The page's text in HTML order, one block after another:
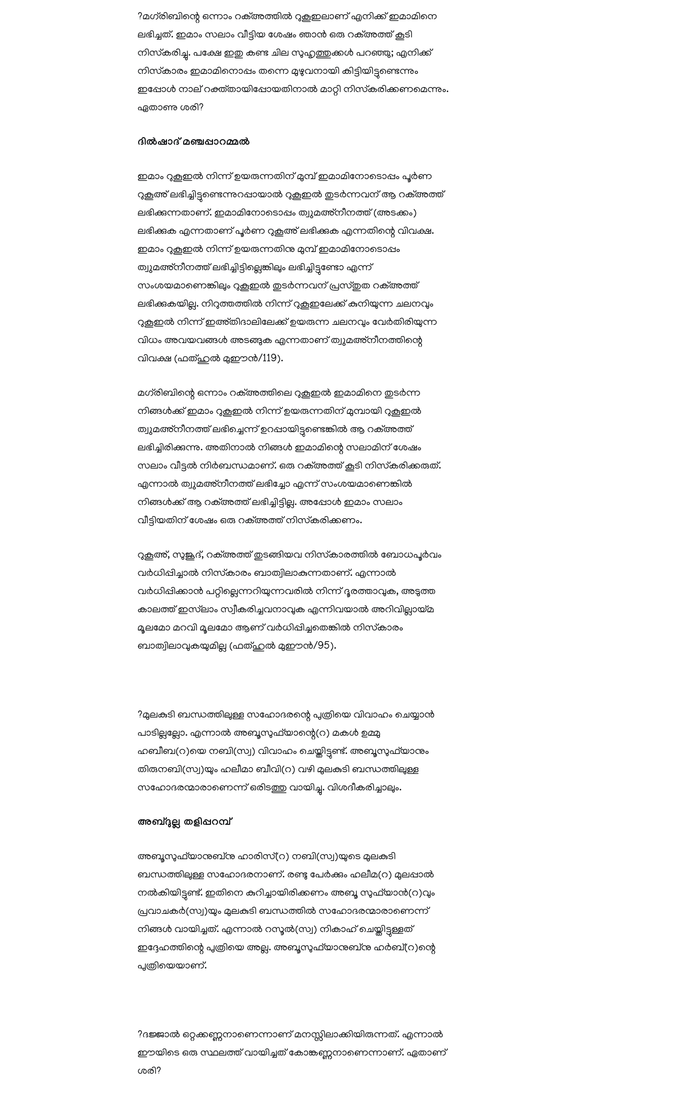
?മഗ്‌രിബിന്റെ ഒന്നാം റക്അത്തിൽ റുകൂഇലാണ് എനിക്ക് ഇമാമിനെ
ലഭിച്ചത്. ഇമാം സലാം വീട്ടിയ ശേഷം ഞാൻ ഒരു റക്അത്ത് കൂടി
നിസ്‌കരിച്ചു. പക്ഷേ ഇതു കണ്ട ചില സുഹൃത്തുക്കൾ പറഞ്ഞു; എനിക്ക്
നിസ്‌കാരം ഇമാമിനൊപ്പം തന്നെ മുഴുവനായി കിട്ടിയിട്ടുണ്ടെന്നും
ഇപ്പോൾ നാല് റക്ത്തായിപ്പോയതിനാൽ മാറ്റി നിസ്‌കരിക്കണമെന്നും.
ഏതാണു ശരി?
ദിൽഷാദ് മഞ്ചപ്പാറമ്മൽ
ഇമാം റുകൂഇൽ നിന്ന് ഉയരുന്നതിന് മുമ്പ് ഇമാമിനോടൊപ്പം പൂർണ
റുകൂഅ് ലഭിച്ചിട്ടുണ്ടെന്നുറപ്പായാൽ റുകൂഇൽ തുടർന്നവന് ആ റക്അത്ത്
ലഭിക്കുന്നതാണ്. ഇമാമിനോടൊപ്പം ത്വുമഅ്‌നീനത്ത് (അടക്കം)
ലഭിക്കുക എന്നതാണ് പൂർണ റുകൂഅ് ലഭിക്കുക എന്നതിന്റെ വിവക്ഷ.
ഇമാം റുകൂഇൽ നിന്ന് ഉയരുന്നതിനു മുമ്പ് ഇമാമിനോടൊപ്പം
ത്വുമഅ്‌നീനത്ത് ലഭിച്ചിട്ടില്ലെങ്കിലും ലഭിച്ചിട്ടുണ്ടോ എന്ന്
സംശയമാണെങ്കിലും റുകൂഇൽ തുടർന്നവന് പ്രസ്തുത റക്അത്ത്
ലഭിക്കുകയില്ല. നിറുത്തത്തിൽ നിന്ന് റുകൂഇലേക്ക് കുനിയുന്ന ചലനവും
റുകൂഇൽ നിന്ന് ഇഅ്തിദാലിലേക്ക് ഉയരുന്ന ചലനവും വേർതിരിയുന്ന
വിധം അവയവങ്ങൾ അടങ്ങുക എന്നതാണ് ത്വുമഅ്‌നീനത്തിന്റെ
വിവക്ഷ (ഫത്ഹുൽ മുഈൻ/119).
മഗ്‌രിബിന്റെ ഒന്നാം റക്അത്തിലെ റുകൂഇൽ ഇമാമിനെ തുടർന്ന
നിങ്ങൾക്ക് ഇമാം റുകൂഇൽ നിന്ന് ഉയരുന്നതിന് മുമ്പായി റുകൂഇൽ
ത്വുമഅ്‌നീനത്ത് ലഭിച്ചെന്ന് ഉറപ്പായിട്ടുണ്ടെങ്കിൽ ആ റക്അത്ത്
ലഭിച്ചിരിക്കുന്നു. അതിനാൽ നിങ്ങൾ ഇമാമിന്റെ സലാമിന് ശേഷം
സലാം വീട്ടൽ നിർബന്ധമാണ്. ഒരു റക്അത്ത് കൂടി നിസ്‌കരിക്കരുത്.
എന്നാൽ ത്വുമഅ്‌നീനത്ത് ലഭിച്ചോ എന്ന് സംശയമാണെങ്കിൽ
നിങ്ങൾക്ക് ആ റക്അത്ത് ലഭിച്ചിട്ടില്ല. അപ്പോൾ ഇമാം സലാം
വീട്ടിയതിന് ശേഷം ഒരു റക്അത്ത് നിസ്‌കരിക്കണം.
റുകൂഅ്, സുജൂദ്, റക്അത്ത് തുടങ്ങിയവ നിസ്‌കാരത്തിൽ ബോധപൂർവം
വർധിപ്പിച്ചാൽ നിസ്‌കാരം ബാത്വിലാകുന്നതാണ്. എന്നാൽ
വർധിപ്പിക്കാൻ പറ്റില്ലെന്നറിയുന്നവരിൽ നിന്ന് ദൂരത്താവുക, അടുത്ത
കാലത്ത് ഇസ്‌ലാം സ്വീകരിച്ചവനാവുക എന്നിവയാൽ അറിവില്ലായ്മ
മൂലമോ മറവി മൂലമോ ആണ് വർധിപ്പിച്ചതെങ്കിൽ നിസ്‌കാരം
ബാത്വിലാവുകയുമില്ല (ഫത്ഹുൽ മുഈൻ/95).
?മുലകുടി ബന്ധത്തിലുള്ള സഹോദരന്റെ പുത്രിയെ വിവാഹം ചെയ്യാൻ
പാടില്ലല്ലോ. എന്നാൽ അബൂസുഫ്‌യാന്റെ(റ) മകൾ ഉമ്മു
ഹബീബ(റ)യെ നബി(സ്വ) വിവാഹം ചെയ്തിട്ടുണ്ട്. അബൂസുഫ്‌യാനും
തിരുനബി(സ്വ)യും ഹലീമാ ബീവി(റ) വഴി മുലകുടി ബന്ധത്തിലുള്ള
സഹോദരന്മാരാണെന്ന് ഒരിടത്തു വായിച്ചു. വിശദീകരിച്ചാലും.
അബ്ദുല്ല തളിപ്പറമ്പ്
അബൂസുഫ്‌യാനുബ്‌നു ഹാരിസ്(റ) നബി(സ്വ)യുടെ മുലകുടി
ബന്ധത്തിലുള്ള സഹോദരനാണ്. രണ്ടു പേർക്കും ഹലീമ(റ) മുലപ്പാൽ
നൽകിയിട്ടുണ്ട്. ഇതിനെ കുറിച്ചായിരിക്കണം അബൂ സുഫ്‌യാൻ(റ)വും
പ്രവാചകർ(സ്വ)യും മുലകുടി ബന്ധത്തിൽ സഹോദരന്മാരാണെന്ന്
നിങ്ങൾ വായിച്ചത്. എന്നാൽ റസൂൽ(സ്വ) നികാഹ് ചെയ്തിട്ടുള്ളത്
ഇദ്ദേഹത്തിന്റെ പുത്രിയെ അല്ല. അബൂസുഫ്‌യാനുബ്‌നു ഹർബ്(റ)ന്റെ
പുത്രിയെയാണ്.
?ദജ്ജാൽ ഒറ്റക്കണ്ണനാണെന്നാണ് മനസ്സിലാക്കിയിരുന്നത്. എന്നാൽ
ഈയിടെ ഒരു സ്ഥലത്ത് വായിച്ചത് കോങ്കണ്ണനാണെന്നാണ്. ഏതാണ്
ശരി?